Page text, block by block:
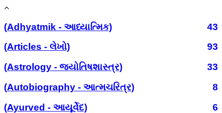
(Adhyatmik - આધ્યાત્મિક)
43
(Articles - લેખો)
93
(Astrology - જ્યોતિષશાસ્ત્ર)
33
(Autobiography - આત્મચરિત્ર)
8
(Ayurved - આયૂર્વેદ)
6